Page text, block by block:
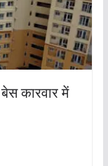
कारवार में